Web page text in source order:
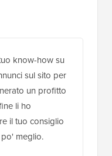
know-how su
sul sito per
un profitto
li ho
il tuo consiglio
meglio.